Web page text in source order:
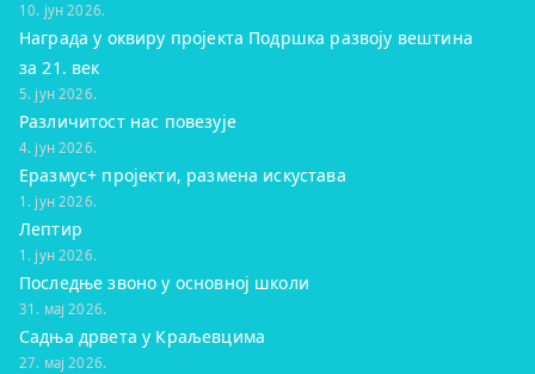
10. јун 2026.
Награда у оквиру пројекта Подршка развоју вештина
за 21. век
5. јун 2026.
Различитост нас повезује
4. јун 2026.
Еразмус+ пројекти, размена искустава
1. јун 2026.
Лептир
1. јун 2026.
Последње звоно у основној школи
31. мај 2026.
Садња дрвета у Краљевцима
27. мај 2026.